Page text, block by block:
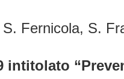
Fernicola, S.
intitolato